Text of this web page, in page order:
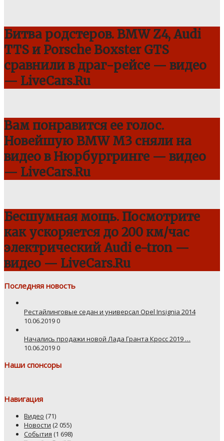
Битва родстеров. BMW Z4, Audi
TTS и Porsche Boxster GTS
сравнили в драг-рейсе — видео
— LiveCars.Ru
Вам понравится ее голос.
Новейшую BMW M3 сняли на
видео в Нюрбургринге — видео
— LiveCars.Ru
Бесшумная мощь. Посмотрите
как ускоряется до 200 км/час
электрический Audi e-tron —
видео — LiveCars.Ru
Последняя новость
Рестайлинговые седан и универсал Opel Insignia 2014
10.06.20190
Начались продажи новой Лада Гранта Кросс 2019 …
10.06.20190
Наши спонсоры
Навигация
Видео (71)
Новости (2 055)
События (1 698)